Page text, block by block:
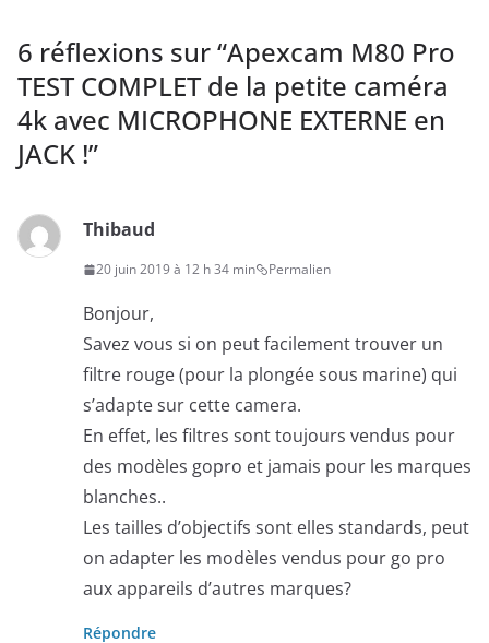
6 réflexions sur “Apexcam M80 Pro
TEST COMPLET de la petite caméra
4k avec MICROPHONE EXTERNE en
JACK !”
Thibaud
20 juin 2019 à 12 h 34 min Permalien
Bonjour,
Savez vous si on peut facilement trouver un
filtre rouge (pour la plongée sous marine) qui
s’adapte sur cette camera.
En effet, les filtres sont toujours vendus pour
des modèles gopro et jamais pour les marques
blanches..
Les tailles d’objectifs sont elles standards, peut
on adapter les modèles vendus pour go pro
aux appareils d’autres marques?
Répondre